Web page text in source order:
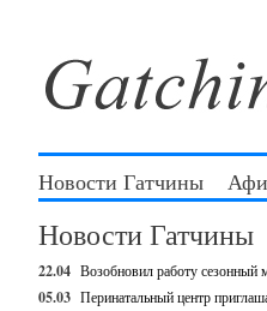
Новости Гатчины
Новости Гатчины
22.04 Возобновил работу
05.03 Перинатальный центр